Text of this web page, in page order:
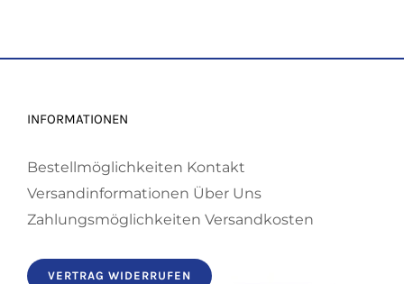
INFORMATIONEN
Bestellmöglichkeiten Kontakt
Versandinformationen Über Uns
Zahlungsmöglichkeiten Versandkosten
VERTRAG WIDERRUFEN